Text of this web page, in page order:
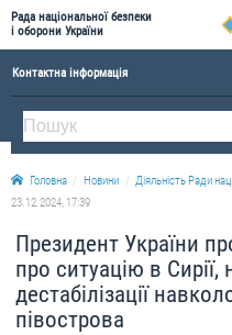
Рада національної безпеки
і оборони України
Контактна інформація
ПРО РНБОУ
Склад Ради національної безпеки і
Апарат Ради національної безпеки і
Історична довідка про діяльність Ради
ОФІЦІЙНІ ДОКУМЕНТИ
Головна Новини
Діяльність Ради
23.12.2024, 17:39
Президент України
про ситуацію в
дестабілізації
півострова